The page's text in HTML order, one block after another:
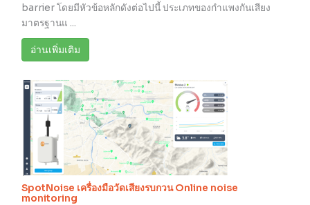
barrier โดยมีหัวข้อหลักดังต่อไปนี้ ประเภทของกำแพงกันเสียง
มาตรฐานแ ...
อ่านเพิ่มเติม
SpotNoise เครื่องมือวัดเสียงรบกวน Online noise
monitoring